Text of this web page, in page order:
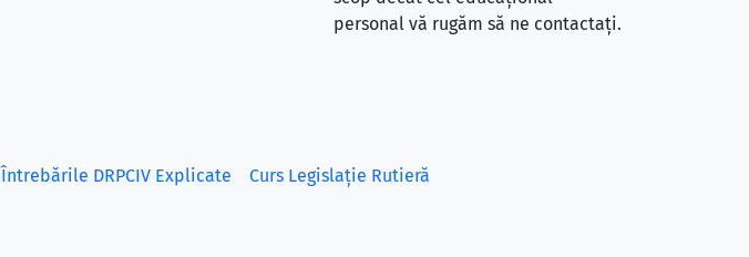
personal vă rugăm să ne contactați.
Întrebările DRPCIV Explicate Curs Legislație Rutieră